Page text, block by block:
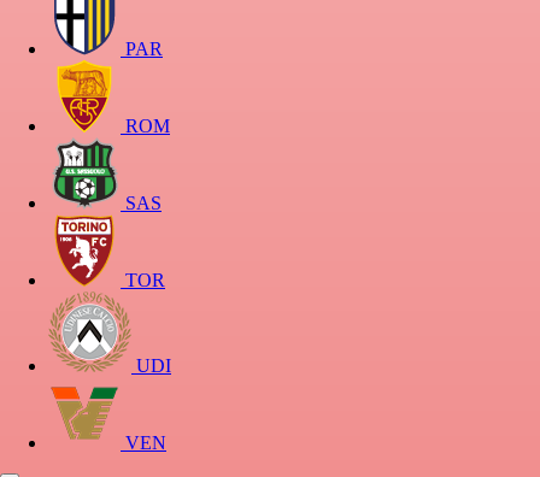
PAR
ROM
SAS
TOR
UDI
VEN